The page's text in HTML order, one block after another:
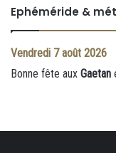
Ephéméride &
Vendredi 7 août 2026
Bonne fête aux Gaetan